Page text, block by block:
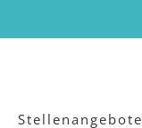
Stellenangebote